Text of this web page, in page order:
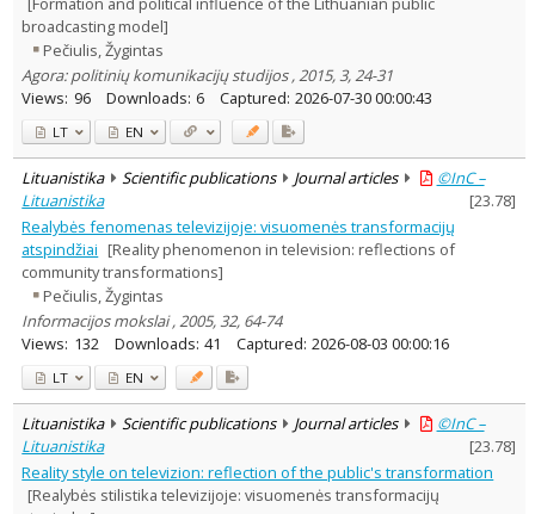
broadcasting model]
Pečiulis, Žygintas
Agora: politinių komunikacijų studijos , 2015, 3, 24-31
Views: 96 Downloads: 6 Captured: 2026-07-30 00:00:43
LT EN
Lituanistika Scientific publications Journal articles
©InC –
Lituanistika
[23.78]
Realybės fenomenas televizijoje: visuomenės transformacijų
atspindžiai [Reality phenomenon in television: reflections of
community transformations]
Pečiulis, Žygintas
Informacijos mokslai , 2005, 32, 64-74
Views: 132 Downloads: 41 Captured: 2026-08-03 00:00:16
LT EN
Lituanistika Scientific publications Journal articles
©InC –
Lituanistika
[23.78]
Reality style on televizion: reflection of the public's transformation
[Realybės stilistika televizijoje: visuomenės transformacijų